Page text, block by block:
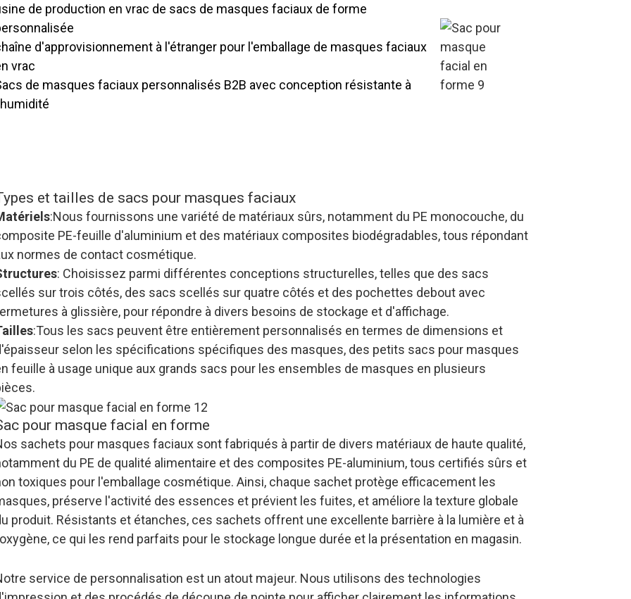
de production en vrac de sacs de masques faciaux de forme
d'approvisionnement à l'étranger pour l'emballage de masques faciaux
vrac
de masques faciaux personnalisés B2B avec conception résistante à
et tailles de sacs pour masques faciaux
:Nous fournissons une variété de matériaux sûrs, notamment du PE monocouche, du
PE-feuille d'aluminium et des matériaux composites biodégradables, tous répondant
normes de contact cosmétique.
: Choisissez parmi différentes conceptions structurelles, telles que des sacs
sur trois côtés, des sacs scellés sur quatre côtés et des pochettes debout avec
à glissière, pour répondre à divers besoins de stockage et d'affichage.
:Tous les sacs peuvent être entièrement personnalisés en termes de dimensions et
selon les spécifications spécifiques des masques, des petits sacs pour masques
feuille à usage unique aux grands sacs pour les ensembles de masques en plusieurs
pour masque facial en forme
sachets pour masques faciaux sont fabriqués à partir de divers matériaux de haute qualité,
du PE de qualité alimentaire et des composites PE-aluminium, tous certifiés sûrs et
toxiques pour l'emballage cosmétique. Ainsi, chaque sachet protège efficacement les
préserve l'activité des essences et prévient les fuites, et améliore la texture globale
produit. Résistants et étanches, ces sachets offrent une excellente barrière à la lumière et à
ce qui les rend parfaits pour le stockage longue durée et la présentation en magasin.
service de personnalisation est un atout majeur. Nous utilisons des technologies